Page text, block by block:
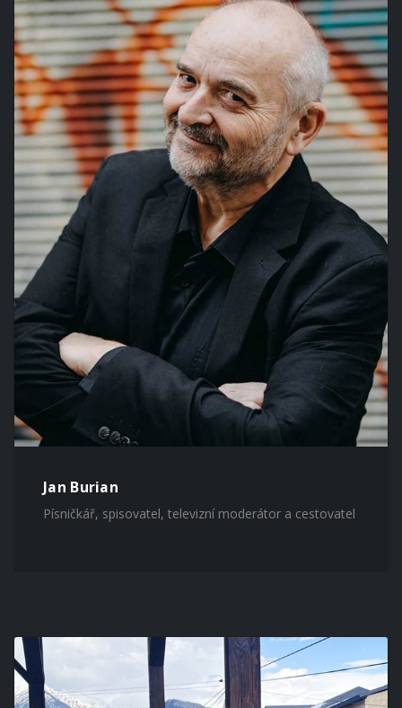
Jan Burian
Písničkář, spisovatel, televizní moderátor a cestovatel